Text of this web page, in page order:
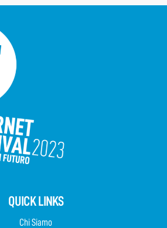
QUICK LINKS
Chi Siamo